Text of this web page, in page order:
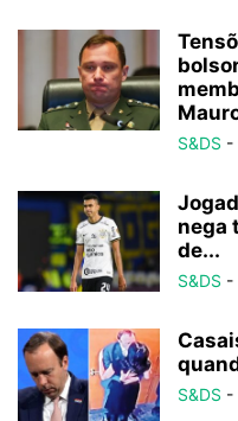
S&DS -
nega
de...
S&DS -
S&DS -